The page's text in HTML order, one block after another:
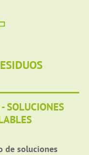
SOLUCIONES
de soluciones